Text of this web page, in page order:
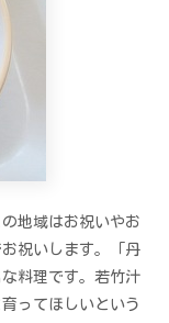
地域はお祝いやお
祝いします。「丹
料理です。若竹汁
ってほしいという